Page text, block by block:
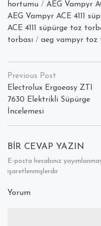
hortumu / AEG Vampyr
AEG Vampyr ACE 4111
ACE 4111 süpürge toz
torbası / aeg vampyr toz
Yazı
dolaşımı
Electrolux Ergoeasy ZTI
7630 Elektrikli Süpürge
İncelemesi
BIR CEVAP YAZIN
E-posta hesabınız
işaretlenmişlerdir
Yorum